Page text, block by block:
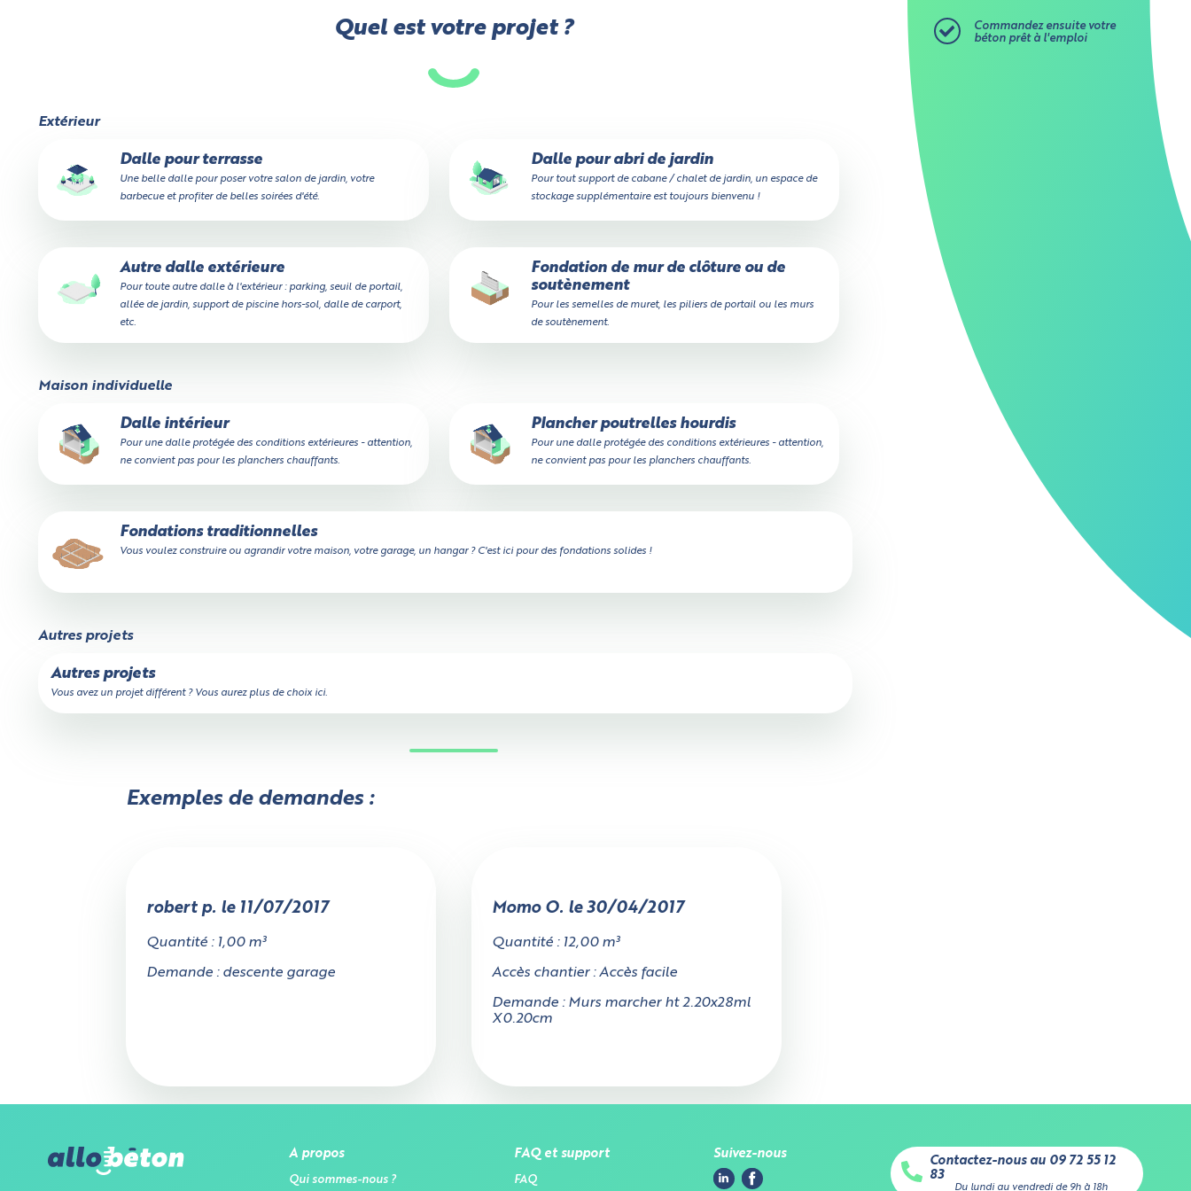
Quel est votre projet ?
Extérieur
Dalle pour terrasse
Une belle dalle pour poser votre salon de jardin, votre
barbecue et profiter de belles soirées d'été.
Dalle pour abri de jardin
Pour tout support de cabane / chalet de jardin, un espace de
stockage supplémentaire est toujours bienvenu !
Autre dalle extérieure
Pour toute autre dalle à l'extérieur : parking, seuil de portail,
allée de jardin, support de piscine hors-sol, dalle de carport,
etc.
Fondation de mur de clôture ou de
soutènement
Pour les semelles de muret, les piliers de portail ou les murs
de soutènement.
Maison individuelle
Dalle intérieur
Pour une dalle protégée des conditions extérieures - attention,
ne convient pas pour les planchers chauffants.
Plancher poutrelles hourdis
Pour une dalle protégée des conditions extérieures - attention,
ne convient pas pour les planchers chauffants.
Fondations traditionnelles
Vous voulez construire ou agrandir votre maison, votre garage, un hangar ? C'est ici pour des fondations solides !
Autres projets
Autres projets
Vous avez un projet différent ? Vous aurez plus de choix ici.
Choisissez votre forme
3 mètres en largeur ?
Un peu de patience,
Commandez ensuite votre
béton prêt à l'emploi
Exemples de demandes :
robert p. le 11/07/2017
Quantité : 1,00 m³
Demande : descente garage
Momo O. le 30/04/2017
Quantité : 12,00 m³
Accès chantier : Accès facile
Demande : Murs marcher ht 2.20x28ml
X0.20cm
A propos
Qui sommes-nous ?
FAQ et support
FAQ
Suivez-nous
Contactez-nous au 09 72 55 12
83
Du lundi au vendredi de 9h à 18h